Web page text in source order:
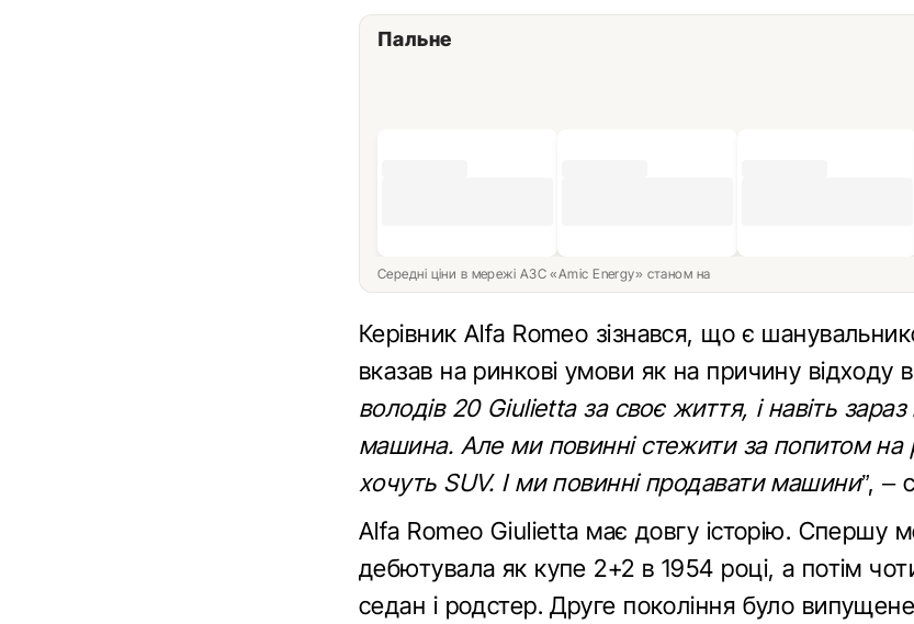
Пальне
Середні ціни в мережі АЗС «Amic Energy» станом на
Керівник Alfa Romeo зізнався, що є
вказав на ринкові умови як на причину відходу
володів 20 Giulietta за своє життя, і навіть
машина. Але ми повинні стежити за попитом на
хочуть SUV. І ми повинні продавати машини”, –
Alfa Romeo Giulietta має довгу історію. Спершу
дебютувала як купе 2+2 в 1954 році, а потім
седан і родстер. Друге покоління було